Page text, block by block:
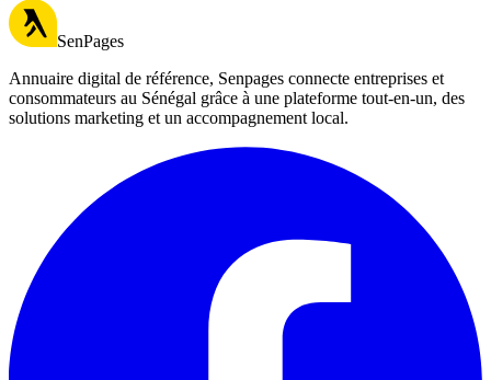
SenPages
Annuaire digital de référence, Senpages connecte entreprises et
consommateurs au Sénégal grâce à une plateforme tout-en-un, des
solutions marketing et un accompagnement local.